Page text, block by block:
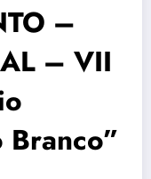
–
– VII